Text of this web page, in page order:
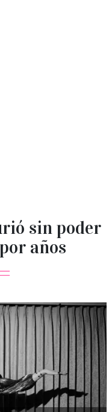
sin poder
años